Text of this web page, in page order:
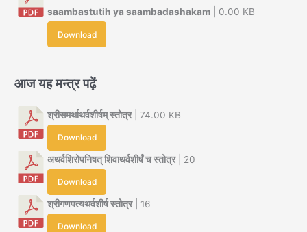
saambastutih ya saambadashakam | 0.00 KB
Download
आज यह मन्त्र पढ़ें
श्रीसमर्थाथर्वशीर्षम् स्तोत्र| 74.00 KB
Download
अथर्वशिरोपनिषत् शिवाथर्वशीर्षं च स्तोत्र| 20
Download
श्रीगणपत्यथर्वशीर्ष स्तोत्र| 16
Download